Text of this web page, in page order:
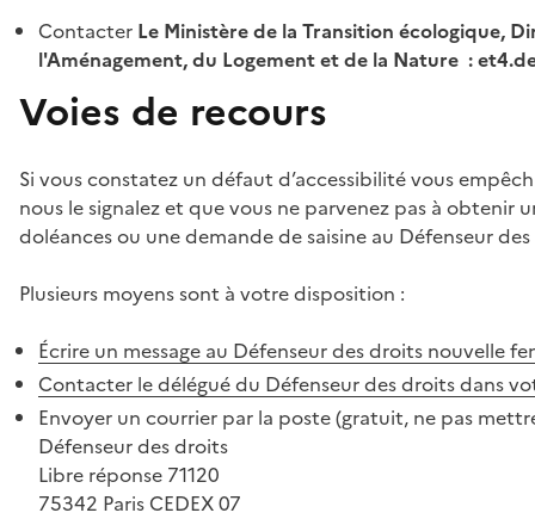
Contacter Le Ministère de la Transition écologique,
l'Aménagement, du Logement et de la Nature :
Voies de recours
Si vous constatez un défaut d’accessibilité vous
nous le signalez et que vous ne parvenez pas à
doléances ou une demande de saisine au Défenseur
Plusieurs moyens sont à votre disposition :
Écrire un message au Défenseur des droits nouvelle
Contacter le délégué du Défenseur des droits dans
Envoyer un courrier par la poste (gratuit, ne pas
Défenseur des droits
Libre réponse 71120
75342 Paris CEDEX 07